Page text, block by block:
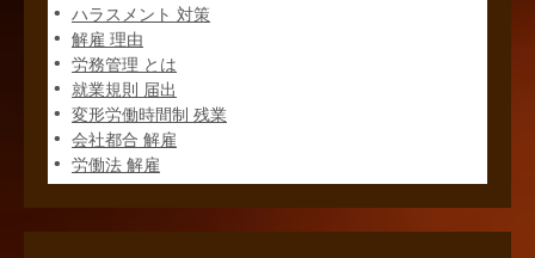
ハラスメント 対策
解雇 理由
労務管理 とは
就業規則 届出
変形労働時間制 残業
会社都合 解雇
労働法 解雇